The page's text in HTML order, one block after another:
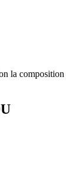
la composition